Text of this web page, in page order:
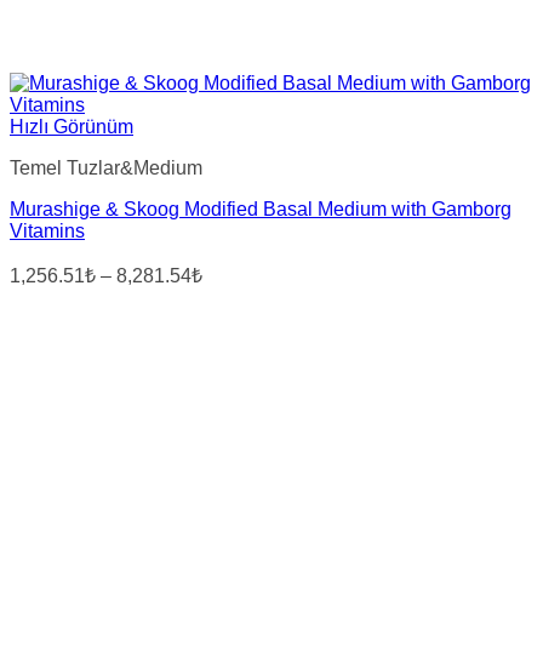
Hızlı Görünüm
Temel Tuzlar&Medium
Murashige & Skoog Modified Basal Medium with Gamborg
Vitamins
1,256.51₺ – 8,281.54₺Fiyat